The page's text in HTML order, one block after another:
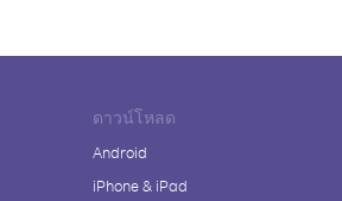
ดาวน์โหลด
Android
iPhone & iPad